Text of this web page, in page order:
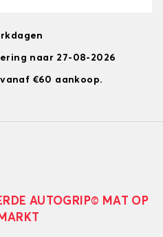
naar 27-08-2026
€60 aankoop.
AUTOGRIP© MAT OP